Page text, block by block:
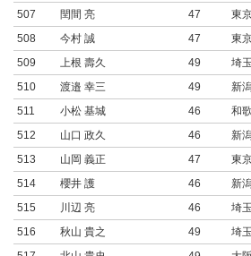
507
閏間 亮 47 東
508
今村 誠 47 東
509
上根 壽久 49 埼
510
渡邉 幸三 49 新
511
小松 基城 46 和
512
山口 政久 46 新
513
山岡 義正 47 東
514
櫻井 護 46 新
515
川辺 亮 46 埼
516
秋山 貴之 49 埼